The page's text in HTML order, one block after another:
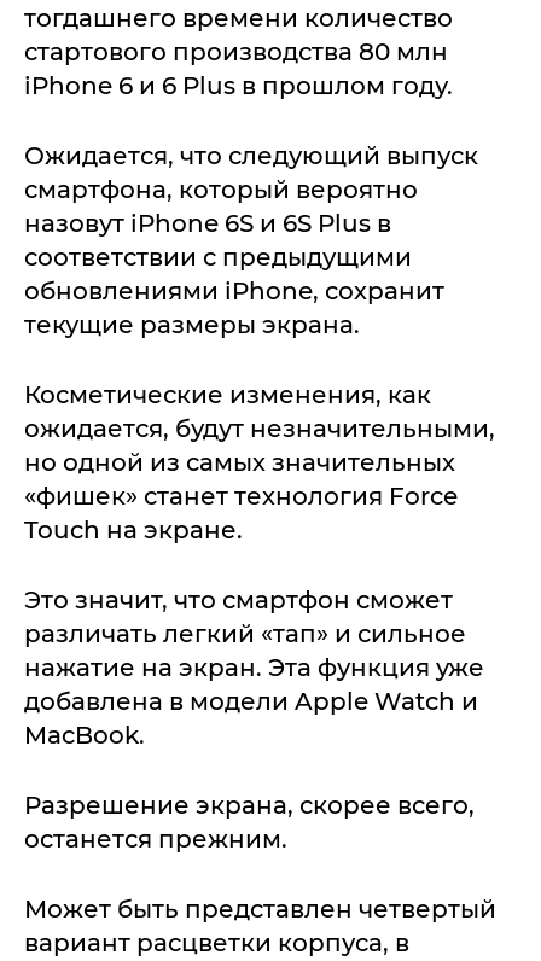
тогдашнего времени количество
стартового производства 80 млн
iPhone 6 и 6 Plus в прошлом году.
Ожидается, что следующий выпуск
смартфона, который вероятно
назовут iPhone 6S и 6S Plus в
соответствии с предыдущими
обновлениями iPhone, сохранит
текущие размеры экрана.
Косметические изменения, как
ожидается, будут незначительными,
но одной из самых значительных
«фишек» станет технология Force
Touch на экране.
Это значит, что смартфон сможет
различать легкий «тап» и сильное
нажатие на экран. Эта функция уже
добавлена в модели Apple Watch и
MacBook.
Разрешение экрана, скорее всего,
останется прежним.
Может быть представлен четвертый
вариант расцветки корпуса, в